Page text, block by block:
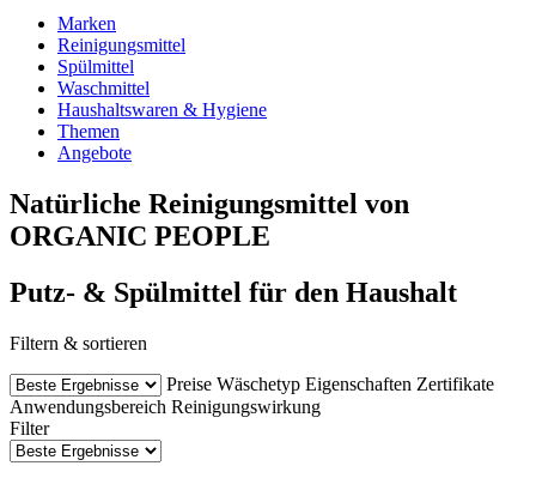
Marken
Reinigungsmittel
Spülmittel
Waschmittel
Haushaltswaren & Hygiene
Themen
Angebote
Natürliche Reinigungsmittel von
ORGANIC PEOPLE
Putz- & Spülmittel für den Haushalt
Filtern & sortieren
Preise Wäschetyp Eigenschaften Zertifikate
Anwendungsbereich Reinigungswirkung
Filter